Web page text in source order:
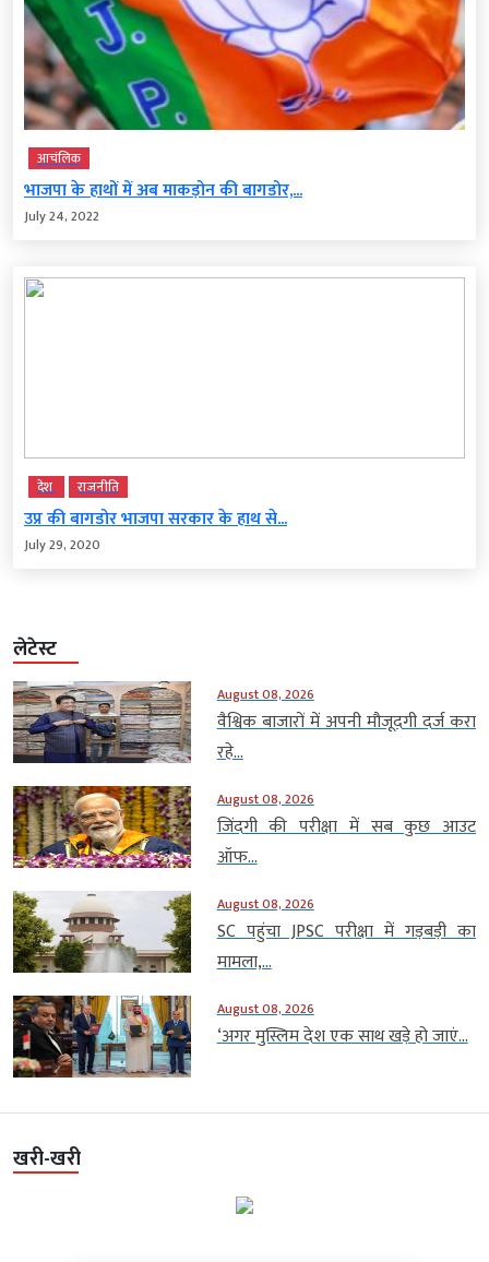
आचंलिक
भाजपा के हाथों में अब माकड़ोन की बागडोर,...
July 24, 2022
देश राजनीति
उप्र की बागडोर भाजपा सरकार के हाथ से...
July 29, 2020
लेटेस्ट
August 08, 2026
वैश्विक बाजारों में अपनी मौजूदगी दर्ज करा
रहे...
August 08, 2026
जिंदगी की परीक्षा में सब कुछ आउट
ऑफ...
August 08, 2026
SC पहुंचा JPSC परीक्षा में गड़बड़ी का
मामला,...
August 08, 2026
‘अगर मुस्लिम देश एक साथ खड़े हो जाएं...
खरी-खरी